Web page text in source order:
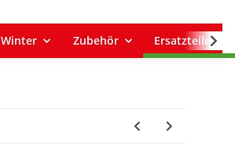
Winter Zubehör Ersatzteile